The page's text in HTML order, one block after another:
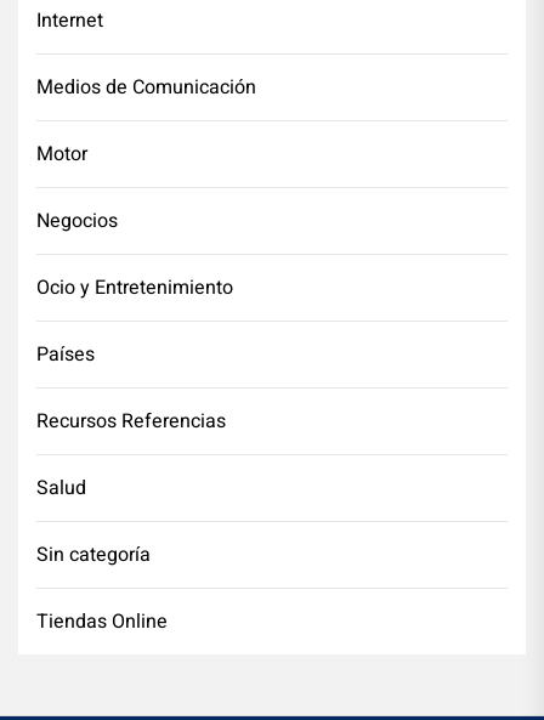
Internet
Medios de Comunicación
Motor
Negocios
Ocio y Entretenimiento
Países
Recursos Referencias
Salud
Sin categoría
Tiendas Online